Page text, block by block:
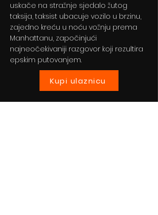
uskače na stražnje sjedalo žutog
taksija, taksist ubacuje vozilo u brzinu,
zajedno kreću u noću vožnju prema
Manhattanu, započinjući
najneočekivaniji razgovor koji rezultira
epskim putovanjem.
Kupi ulaznicu